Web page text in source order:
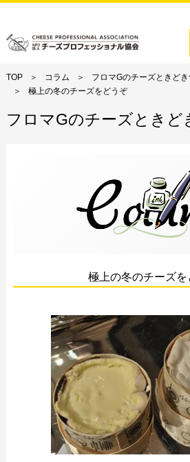
TOP コラム
フロマGのチーズときど
極上の冬のチーズをどうぞ
フロマGのチーズときど
極上の冬のチーズを